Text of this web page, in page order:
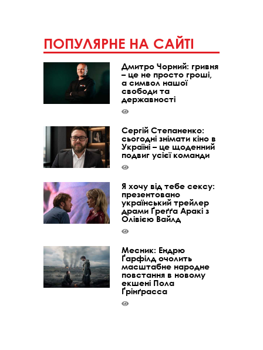
ПОПУЛЯРНЕ НА САЙТІ
Дмитро Чорний: гривня
– це не просто гроші,
а символ нашої
свободи та
державності
Сергій Степаненко:
сьогодні знімати кіно в
Україні – це щоденний
подвиг усієї команди
Я хочу від тебе сексу:
презентовано
український трейлер
драми Ґреґґа Аракі з
Олівією Вайлд
Месник: Ендрю
Ґарфілд очолить
масштабне народне
повстання в новому
екшені Пола
Ґрінґрасса